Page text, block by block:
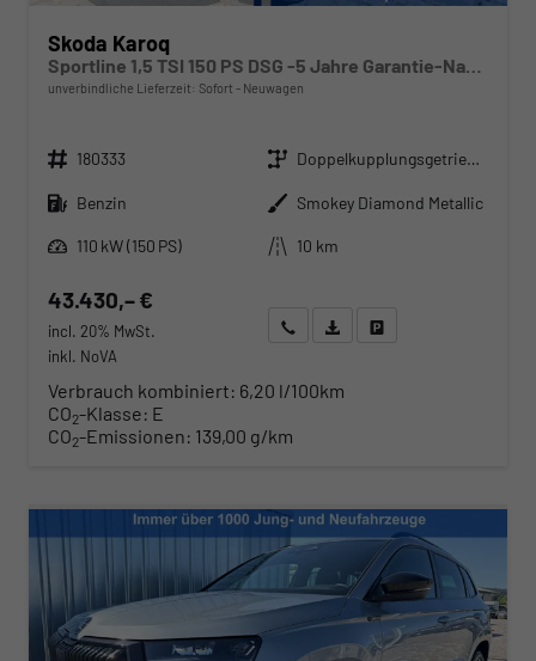
Skoda Karoq
unverbindliche Lieferzeit: Sofort Neuwagen
Fahrzeugnr. 180333 Getriebe
Doppelkupplungsgetriebe (DSG)
Kraftstoff Benzin Außenfarbe Smokey Diamond Metallic
Leistung
110 kW (150 PS) Kilometerstand 10 km
43.430,– €
incl. 20% MwSt.
inkl. NoVA
Wir rufen Sie anAngebot drucken (PDF)
Verbrauch kombiniert: 6,20 l/100km
CO2-Klasse: E
CO2-Emissionen: 139,00 g/km